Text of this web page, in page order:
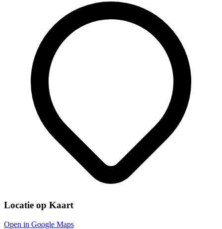
Locatie op Kaart
Open in Google Maps